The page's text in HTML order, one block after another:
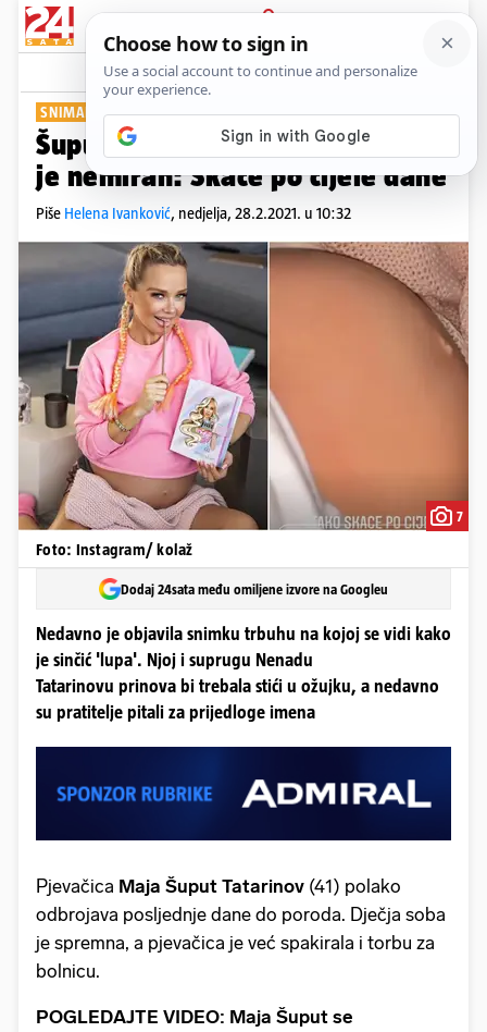
PRIJAVA
Show Komentari
SNIMALA TRBUH
Šuput broji sitno do poroda, sin
je nemiran: Skače po cijele dane
Piše Helena Ivanković, nedjelja, 28.2.2021. u 10:32
7
Foto: Instagram/ kolaž
Dodaj 24sata među omiljene izvore na Googleu
Nedavno je objavila snimku trbuhu na kojoj se vidi kako
je sinčić 'lupa'. Njoj i suprugu Nenadu
Tatarinovu prinova bi trebala stići u ožujku, a nedavno
su pratitelje pitali za prijedloge imena
Pjevačica Maja Šuput Tatarinov (41) polako
odbrojava posljednje dane do poroda. Dječja soba
je spremna, a pjevačica je već spakirala i torbu za
bolnicu.
POGLEDAJTE VIDEO: Maja Šuput se